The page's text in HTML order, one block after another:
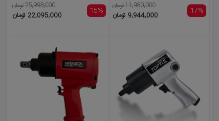
17%
11,980,000 تومان
9,944,000 تومان 15% 25,998,000 تومان
22,095,000 تومان